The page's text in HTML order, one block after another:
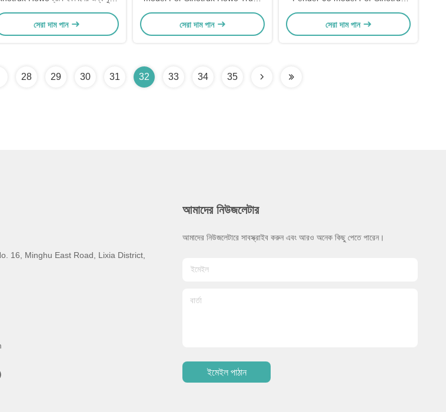
যন্ত্রাংশ
সেরা দাম পান
CAB Spare Parts
সেরা দাম পান
Howo Truck CAB Spare Parts
সেরা দাম পান
28 29 30 31 32 33 34 35
16, Minghu East Road, Lixia District,
আমাদের নিউজলেটার
আমাদের নিউজলেটারে সাবস্ক্রাইব করুন এবং আরও অনেক কিছু পেতে পারেন।
ইমেইল পাঠান